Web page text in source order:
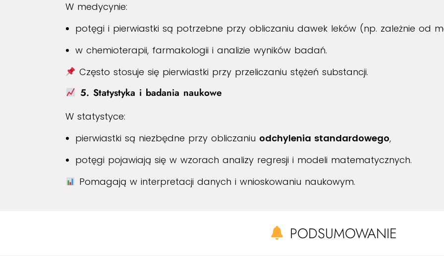
W medycynie:
potęgi i pierwiastki są potrzebne przy obliczaniu dawek leków (np. zależnie od
w chemioterapii, farmakologii i analizie wyników badań.
Często stosuje się pierwiastki przy przeliczaniu stężeń substancji.
5. Statystyka i badania naukowe
W statystyce:
pierwiastki są niezbędne przy obliczaniu odchylenia standardowego,
potęgi pojawiają się w wzorach analizy regresji i modeli matematycznych.
Pomagają w interpretacji danych i wnioskowaniu naukowym.
PODSUMOWANIE